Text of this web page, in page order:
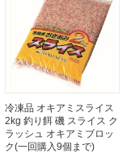
冷凍品 オキアミスライス
2kg 釣り餌 磯 スライス ク
ラッシュ オキアミブロッ
ク(一回購入9個まで)